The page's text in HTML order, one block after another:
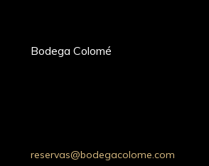
Bodega Colomé
reservas@bodegacolome.com